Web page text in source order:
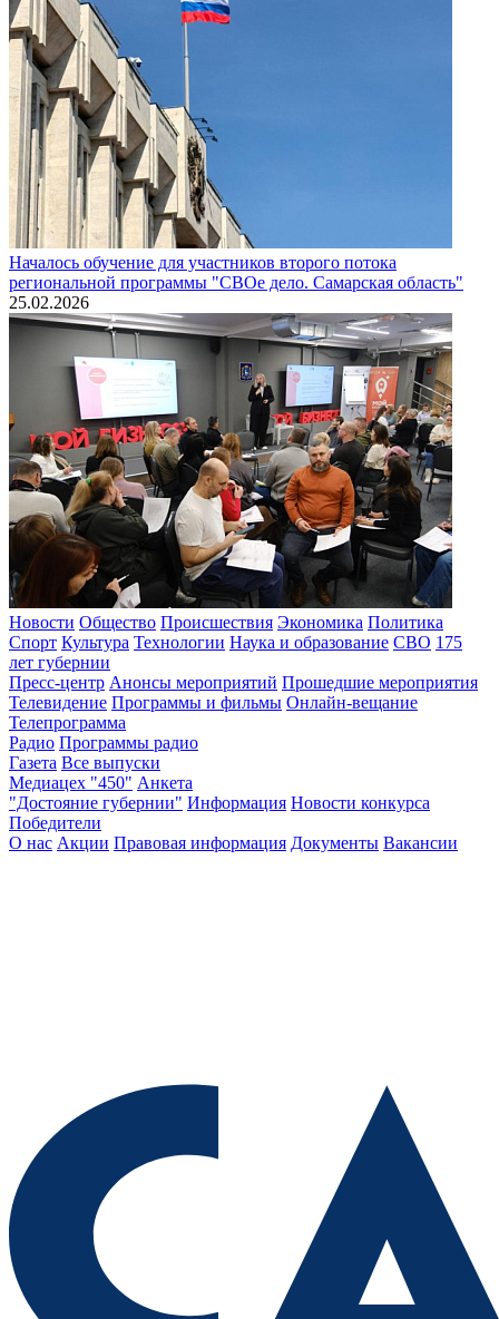
Началось обучение для участников второго потока
региональной программы "СВОе дело. Самарская область"
25.02.2026
Новости Общество Происшествия Экономика Политика
Спорт Культура Технологии Наука и образование СВО 175
лет губернии
Пресс-центр Анонсы мероприятий Прошедшие мероприятия
Телевидение Программы и фильмы Онлайн-вещание
Телепрограмма
Радио Программы радио
Газета Все выпуски
Медиацех "450" Анкета
"Достояние губернии" Информация Новости конкурса
Победители
О нас Акции Правовая информация Документы Вакансии